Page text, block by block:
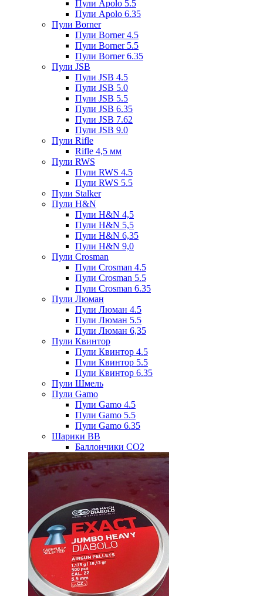
Пули Apolo 5.5
Пули Apolo 6.35
Пули Borner
Пули Borner 4.5
Пули Borner 5.5
Пули Borner 6.35
Пули JSB
Пули JSB 4.5
Пули JSB 5.0
Пули JSB 5.5
Пули JSB 6.35
Пули JSB 7.62
Пули JSB 9.0
Пули Rifle
Rifle 4,5 мм
Пули RWS
Пули RWS 4.5
Пули RWS 5.5
Пули Stalker
Пули H&N
Пули H&N 4,5
Пули H&N 5,5
Пули H&N 6,35
Пули H&N 9,0
Пули Crosman
Пули Crosman 4.5
Пули Crosman 5.5
Пули Crosman 6.35
Пули Люман
Пули Люман 4.5
Пули Люман 5.5
Пули Люман 6,35
Пули Квинтор
Пули Квинтор 4.5
Пули Квинтор 5.5
Пули Квинтор 6.35
Пули Шмель
Пули Gamo
Пули Gamo 4.5
Пули Gamo 5.5
Пули Gamo 6.35
Шарики BB
Баллончики CO2